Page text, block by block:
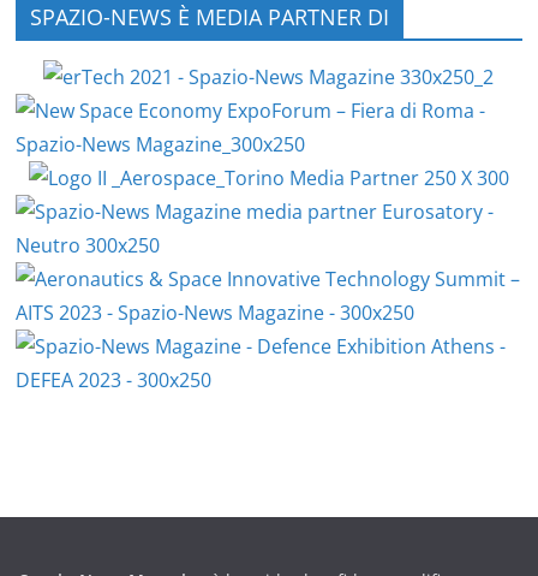
SPAZIO-NEWS È MEDIA PARTNER DI